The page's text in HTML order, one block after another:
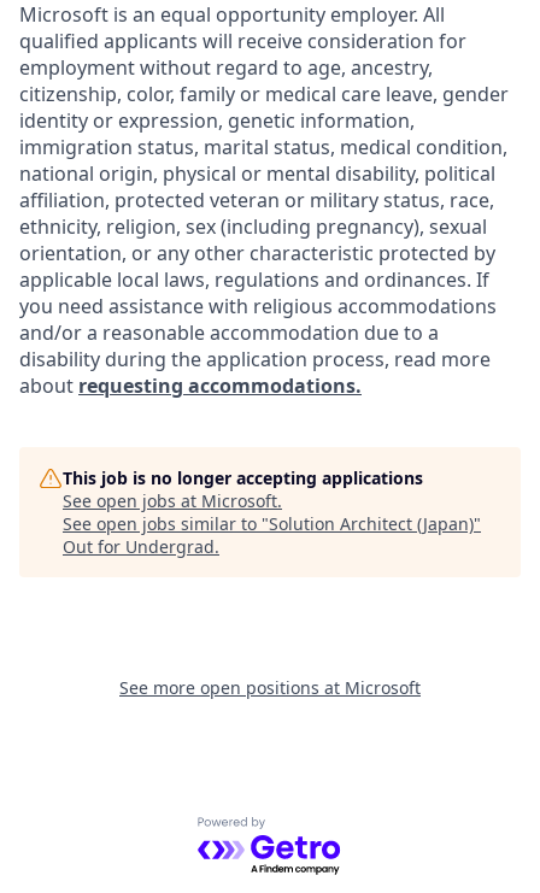
Microsoft is an equal opportunity employer. All
qualified applicants will receive consideration for
employment without regard to age, ancestry,
citizenship, color, family or medical care leave, gender
identity or expression, genetic information,
immigration status, marital status, medical condition,
national origin, physical or mental disability, political
affiliation, protected veteran or military status, race,
ethnicity, religion, sex (including pregnancy), sexual
orientation, or any other characteristic protected by
applicable local laws, regulations and ordinances. If
you need assistance with religious accommodations
and/or a reasonable accommodation due to a
disability during the application process, read more
about requesting accommodations.
This job is no longer accepting applications
See open jobs at Microsoft.
See open jobs similar to "Solution Architect (Japan)"
Out for Undergrad.
See more open positions at Microsoft
Powered by Getro.com